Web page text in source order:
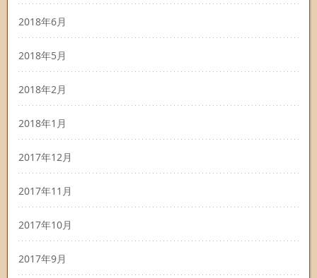
2018年6月
2018年5月
2018年2月
2018年1月
2017年12月
2017年11月
2017年10月
2017年9月